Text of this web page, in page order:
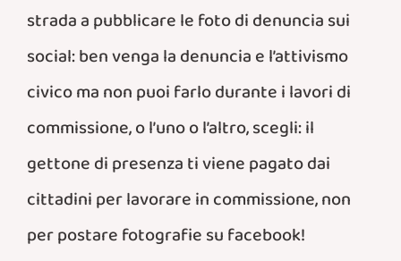
strada a pubblicare le foto di denuncia sui
social: ben venga la denuncia e l’attivismo
civico ma non puoi farlo durante i lavori di
commissione, o l’uno o l’altro, scegli: il
gettone di presenza ti viene pagato dai
cittadini per lavorare in commissione, non
per postare fotografie su facebook!